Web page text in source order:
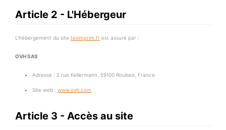
Article 2 - L'Hébergeur
L'hébergement du site teximprim.fr est assuré par :
OVH SAS
Adresse : 2 rue Kellermann, 59100 Roubaix, France
Site web : www.ovh.com
Article 3 - Accès au site